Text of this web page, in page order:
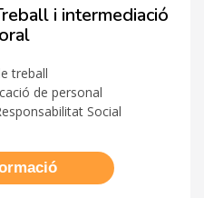
i intermediació
treball
de personal
Social